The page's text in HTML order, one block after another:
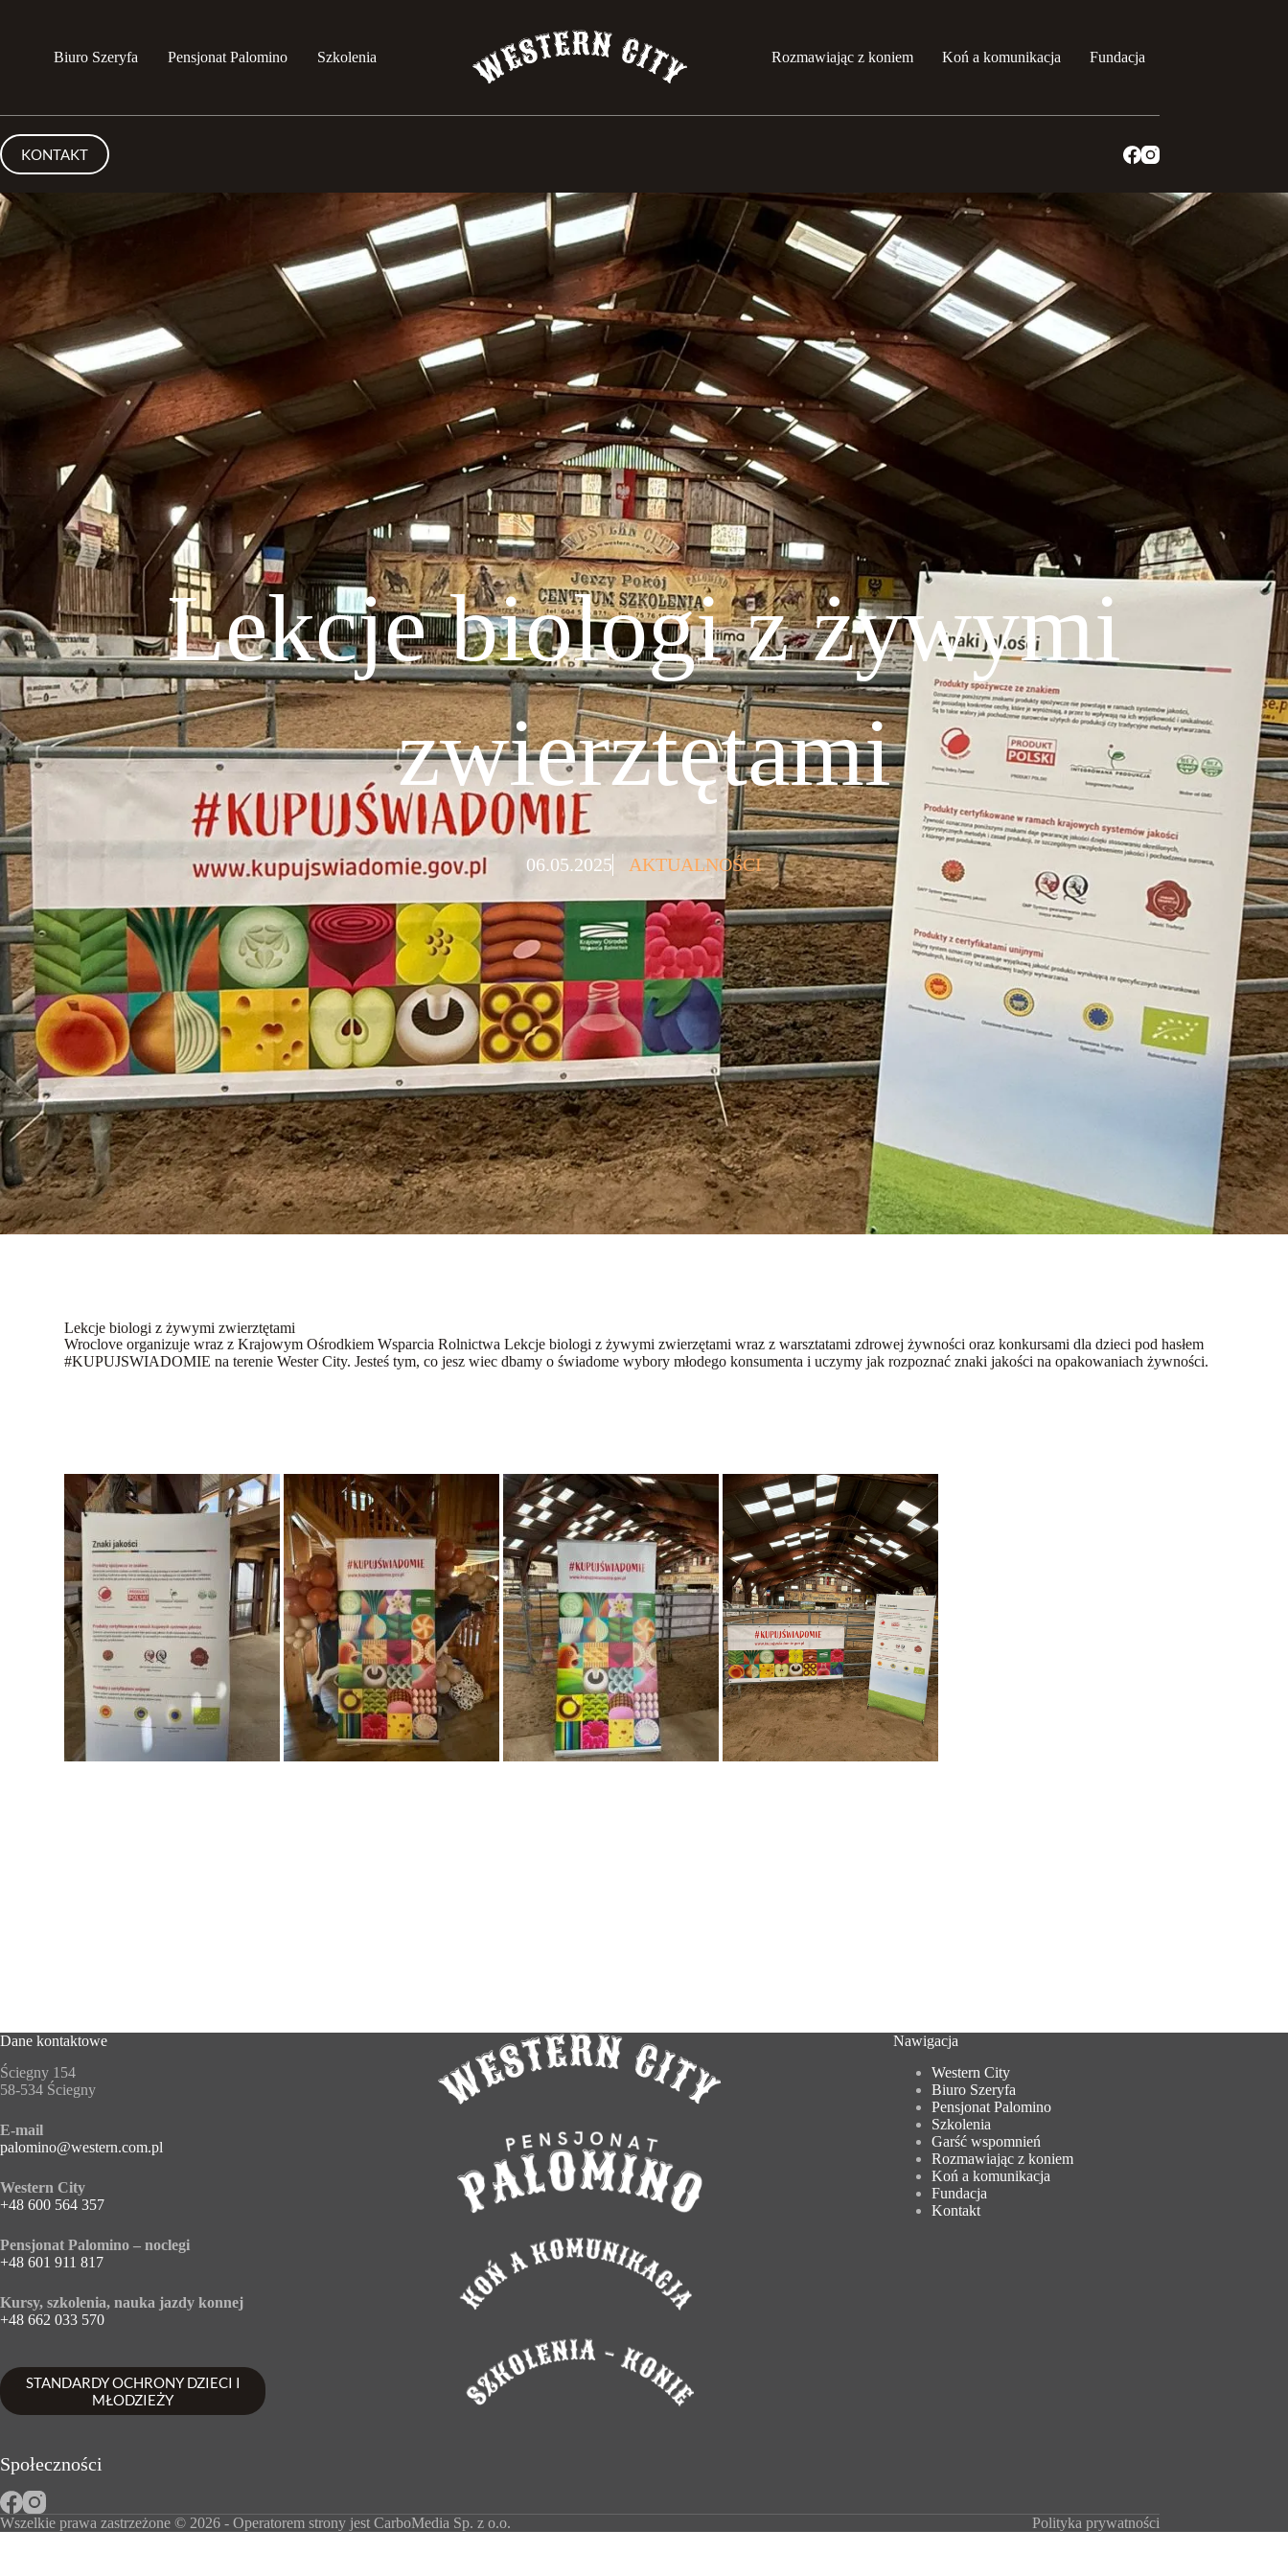
Biuro Szeryfa Pensjonat Palomino Szkolenia Rozmawiając z koniem Koń a komunikacja Fundacja
KONTAKT
Lekcje biologi z żywymi
zwierztętami
06.05.2025 AKTUALNOŚCI
Lekcje biologi z żywymi zwierztętami
Wroclove organizuje wraz z Krajowym Ośrodkiem Wsparcia Rolnictwa Lekcje biologi z żywymi zwierzętami wraz z warsztatami zdrowej żywności oraz konkursami dla dzieci pod hasłem
#KUPUJSWIADOMIE na terenie Wester City. Jesteś tym, co jesz wiec dbamy o świadome wybory młodego konsumenta i uczymy jak rozpoznać znaki jakości na opakowaniach żywności.
Dane kontaktowe
Ściegny 154
58-534 Ściegny
E-mail
palomino@western.com.pl
Western City
+48 600 564 357
Pensjonat Palomino – noclegi
+48 601 911 817
Kursy, szkolenia, nauka jazdy konnej
+48 662 033 570
STANDARDY OCHRONY DZIECI I
MŁODZIEŻY
Społeczności
Nawigacja
Western City
Biuro Szeryfa
Pensjonat Palomino
Szkolenia
Garść wspomnień
Rozmawiając z koniem
Koń a komunikacja
Fundacja
Kontakt
Wszelkie prawa zastrzeżone © 2026 - Operatorem strony jest CarboMedia Sp. z o.o.
Polityka prywatności